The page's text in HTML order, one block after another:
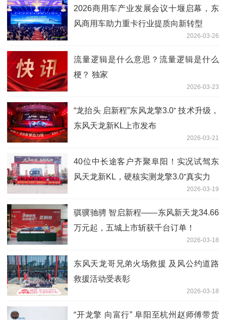
2026商用车产业发展会议十堰启幕，东
风商用车助力重卡行业提质向新转型
2026-03-26
流量逻辑是什么意思？流量逻辑是什么
梗？ 独家
2026-03-23
“龙抬头 启新程”东风龙擎3.0⁺ 技术升级，
东风天龙新KL上市发布
2026-03-21
40位中长途客户齐聚阜阳！实况试驾东
风天龙新KL，硬核实测龙擎3.0⁺真实力
2026-03-19
骐骥驰骋 智启新程——东风新天龙34.66
万元起，五城上市斩获千台订单！
2026-03-18
东风天龙哥兄弟火场救援 及风公约道路
救援活动受表彰
2026-03-18
“开龙擎 向富行” 阜阳至杭州赵师傅带货